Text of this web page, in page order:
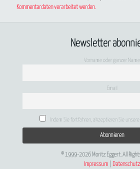
Kommentardaten verarbeitet werden.
Newsletter
Vorname oder ganzer Name
Email
Indem Sie fortfahren, akzeptieren Sie
© 1999-2026 Moritz Eggert. All
Impressum
Datenschutz